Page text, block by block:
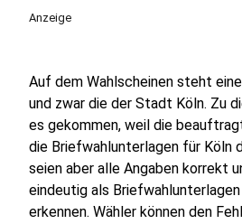
Anzeige
Auf dem Wahlscheinen steht
und zwar die der Stadt Köln. Zu
es gekommen, weil die
die Briefwahlunterlagen für Köln
seien aber alle Angaben korrekt
eindeutig als
erkennen. Wähler können den